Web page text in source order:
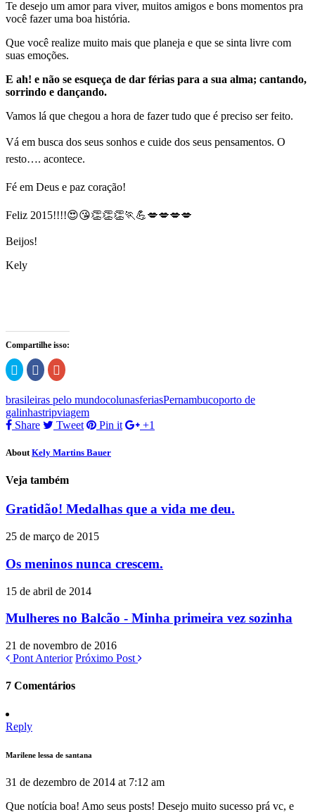
Te desejo um amor para viver, muitos amigos e bons momentos pra
você fazer uma boa história.
Que você realize muito mais que planeja e que se sinta livre com
suas emoções.
E ah! e não se esqueça de dar férias para a sua alma; cantando,
sorrindo e dançando.
Vamos lá que chegou a hora de fazer tudo que é preciso ser feito.
Vá em busca dos seus sonhos e cuide dos seus pensamentos. O
resto…. acontece.
Fé em Deus e paz coração!
Feliz 2015!!!!😍😘👏👏👏🏃💪💋💋💋💋
Beijos!
Kely
Compartilhe isso:
Clique
para
compartilhar
Twitter(abre
em
nova
janela)
Clique
para
compartilhar
Facebook(abre
em
nova
janela)
Compartilhe
no
em
nova
janela)
brasileiras pelo mundocolunasferiasPernambucoporto de
galinhastripviagem
Share
Tweet Pin it +1
About Kely Martins Bauer
Veja também
Gratidão! Medalhas que a vida me deu.
25 de março de 2015
Os meninos nunca crescem.
15 de abril de 2014
Mulheres no Balcão - Minha primeira vez sozinha
21 de novembro de 2016
Pont Anterior Próximo Post
7 Comentários
Reply
Marilene lessa de santana
31 de dezembro de 2014 at 7:12 am
Que notícia boa! Amo seus posts! Desejo muito sucesso prá vc, e